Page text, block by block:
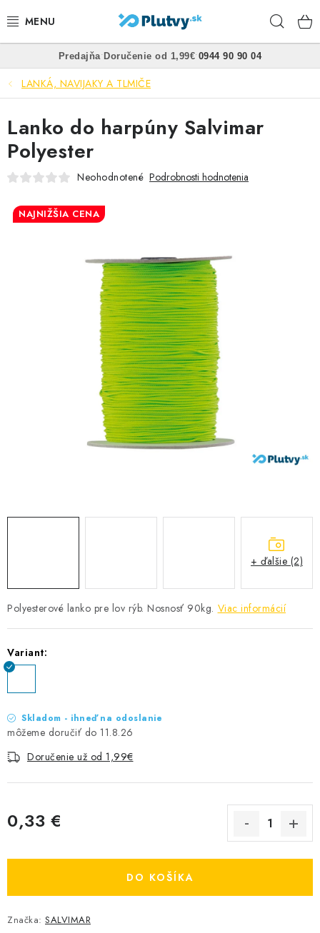
na
PLÁVANIE
ŠNORCHLOVANIE
FREEDIVING
SPEARFISHING
POTÁPANIE
VŠETKO PRE DETI
HRAČKY DO VODY
PODVODNÉ SKÚTRE
Predajňa• Doručenie od 1,99€• 0944 90 90 04
LANKÁ, NAVIJAKY A TLMIČE
Polyesterové lanko pre lov rýb. Nosnosť 90kg. Viac informácií
Variant:
Skladom - ihneď na odoslanie
11.8.26
Doručenie už od 1,99€
0,33 €
DO KOŠÍKA
Značka: SALVIMAR
Lanko do harpúny Salvimar
Polyester
Neohodnotené Podrobnosti hodnotenia
NAJNIŽŠIA CENA
+ ďalšie (2)